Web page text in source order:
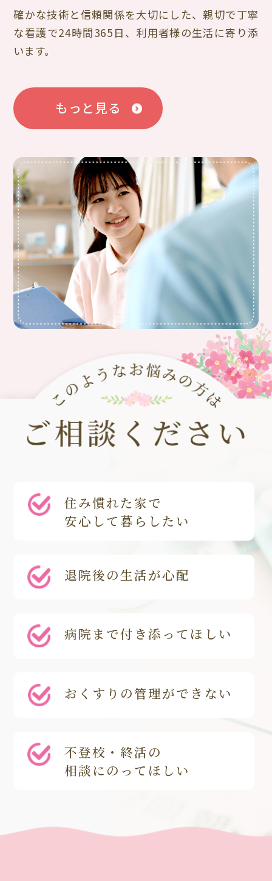
確かな技術と信頼関係を大切にした、親切で丁寧
な看護で24時間365日、利用者様の生活に寄り添
います。
もっと見る
住み慣れた家で
安心して暮らしたい
退院後の生活が心配
病院まで付き添ってほしい
おくすりの管理ができない
不登校・終活の
相談にのってほしい